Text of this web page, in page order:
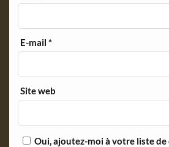
E-mail*
Site web
Oui, ajoutez-moi à votre liste